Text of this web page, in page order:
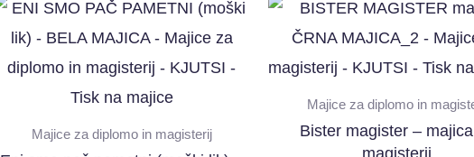
Majice za diplomo in magisterij
Majice za diplomo in
Bister magister –
magisterij